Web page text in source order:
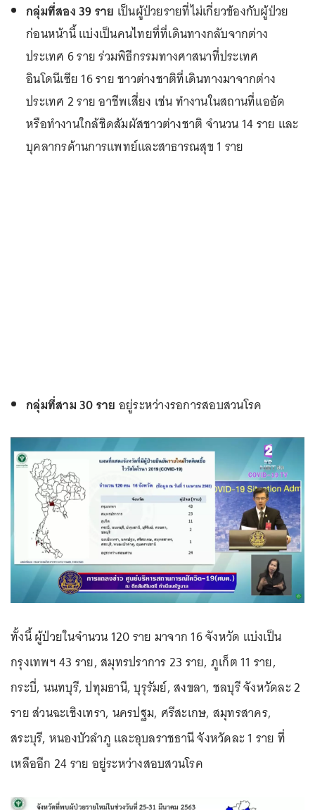
กลุ่มที่สอง 39 ราย เป็นผู้ป่วยรายที่ไม่เกี่ยวข้องกับผู้ป่วย
ก่อนหน้านี้ แบ่งเป็นคนไทยที่ที่เดินทางกลับจากต่าง
ประเทศ 6 ราย ร่วมพิธีกรรมทางศาสนาที่ประเทศ
อินโดนีเซีย 16 ราย ชาวต่างชาติที่เดินทางมาจากต่าง
ประเทศ 2 ราย อาชีพเสี่ยง เช่น ทำงานในสถานที่แออัด
หรือทำงานใกล้ชิดสัมผัสชาวต่างชาติ จำนวน 14 ราย และ
บุคลากรด้านการแพทย์และสาธารณสุข 1 ราย
กลุ่มที่สาม 30 ราย อยู่ระหว่างรอการสอบสวนโรค
ทั้งนี้ ผู้ป่วยในจำนวน 120 ราย มาจาก 16 จังหวัด แบ่งเป็น
กรุงเทพฯ 43 ราย, สมุทรปราการ 23 ราย, ภูเก็ต 11 ราย,
กระบี่, นนทบุรี, ปทุมธานี, บุรุรัมย์, สงขลา, ชลบุรี จังหวัดละ 2
ราย ส่วนฉะเชิงเทรา, นครปฐม, ศรีสะเกษ, สมุทรสาคร,
สระบุรี, หนองบัวลำภู และอุบลราชธานี จังหวัดละ 1 ราย ที่
เหลืออีก 24 ราย อยู่ระหว่างสอบสวนโรค